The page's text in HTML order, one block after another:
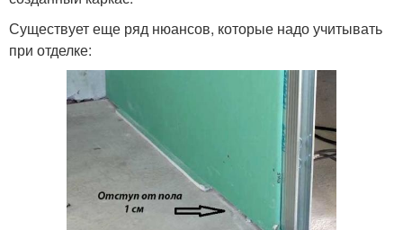
Существует еще ряд нюансов, которые надо учитывать
при отделке: